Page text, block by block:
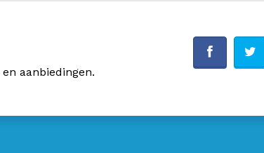
aanbiedingen.